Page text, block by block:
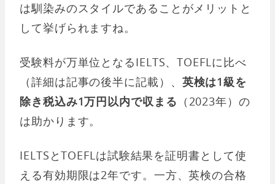
は馴染みのスタイルであることがメリットと
して挙げられますね。
受験料が万単位となるIELTS、TOEFLに比べ
（詳細は記事の後半に記載）、 英検は1級を
除き税込み1万円以内で収まる （2023年）の
は助かります。
IELTSとTOEFLは試験結果を証明書として使
える有効期限は2年です。一方、英検の合格